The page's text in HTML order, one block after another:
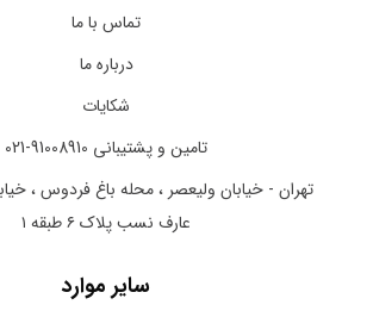
تماس با ما
درباره ما
شکایات
تامین و پشتیبانی 91008910-021
تهران - خیابان ولیعصر ، محله باغ فردوس ،
عارف نسب پلاک ۶ طبقه ۱
سایر موارد